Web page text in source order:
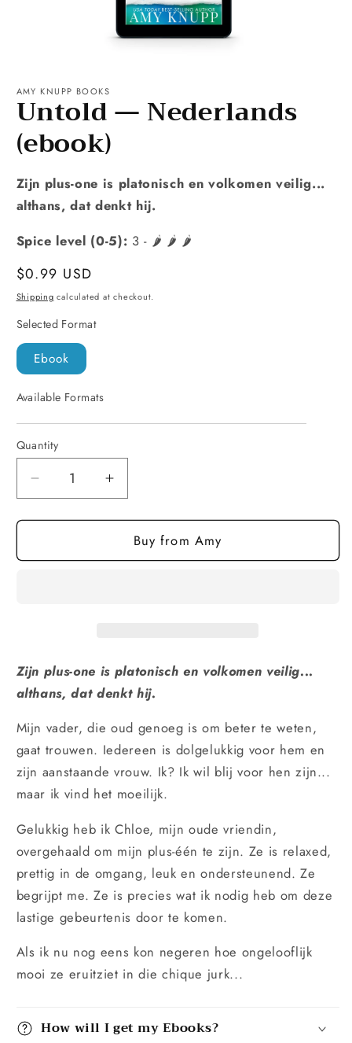
1
in
modal
AMY KNUPP BOOKS
Untold — Nederlands
(ebook)
Zijn plus-one is platonisch en volkomen veilig...
althans, dat denkt hij.
Spice level (0-5): 3 - 🌶️ 🌶️ 🌶️
Regular
price
$0.99 USD
Shipping calculated at checkout.
Selected Format
Ebook
Available Formats
Quantity
Quantity
Decrease
quantity
for
—
Increase
quantity
for
Untold
—
Buy from Amy
Zijn plus-one is platonisch en volkomen veilig...
althans, dat denkt hij.
Mijn vader, die oud genoeg is om beter te weten,
gaat trouwen. Iedereen is dolgelukkig voor hem en
zijn aanstaande vrouw. Ik? Ik wil blij voor hen zijn...
maar ik vind het moeilijk.
Gelukkig heb ik Chloe, mijn oude vriendin,
overgehaald om mijn plus-één te zijn. Ze is relaxed,
prettig in de omgang, leuk en ondersteunend. Ze
begrijpt me. Ze is precies wat ik nodig heb om deze
lastige gebeurtenis door te komen.
Als ik nu nog eens kon negeren hoe ongelooflijk
mooi ze eruitziet in die chique jurk...
How will I get my Ebooks?